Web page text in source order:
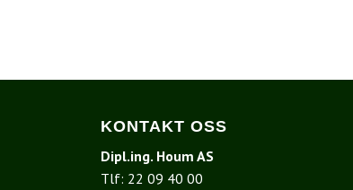
KONTAKT OSS
Dipl.ing. Houm AS
Tlf: 22 09 40 00